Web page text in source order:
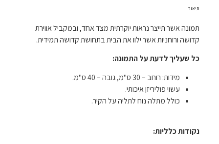
תיאור
תמונה אשר תייצר נראות יוקרתית מצד אחד, ובמקביל אווירת
קדושה ורוחניות אשר ילוו את הבית בתחושת קדושה תמידית.
כל שעליך לדעת על התמונה:
מידות: רוחב – 30 ס"מ, גובה – 40 ס"מ.
עשוי פוליריזן איכותי.
כולל מתלה נוח לתליה על הקיר.
נקודות כלליות: